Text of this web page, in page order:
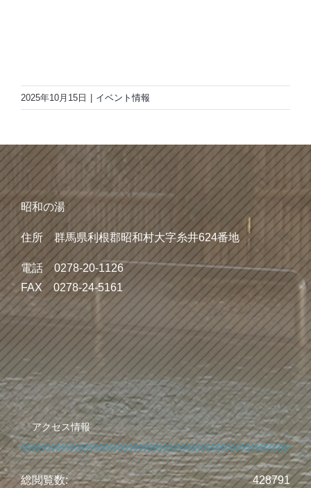
2025年10月15日 | イベント情報
昭和の湯
住所 群馬県利根郡昭和村大字糸井624番地
電話 0278-20-1126
FAX 0278-24-5161
アクセス情報
428791
総閲覧数: